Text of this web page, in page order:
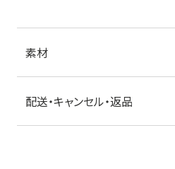
素材
配送・キャンセル・返品